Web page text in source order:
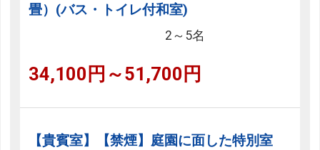
畳）(バス・トイレ付和室)
2～5名
34,100円～51,700円
【貴賓室】【禁煙】庭園に面した特別室